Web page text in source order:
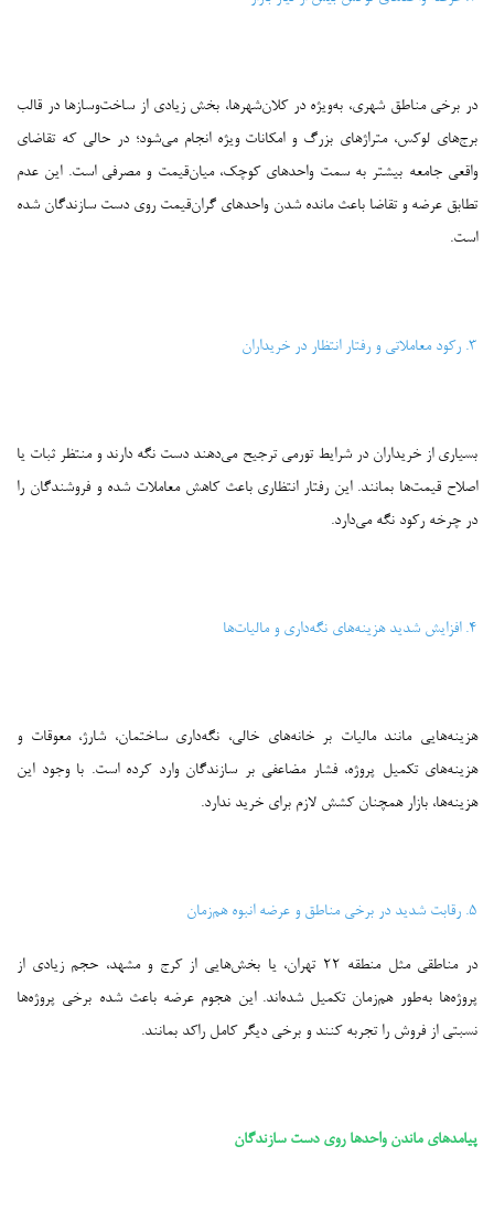
در برخی مناطق شهری، به‌ویژه در کلان‌شهرها، بخش زیادی از ساخت‌وسازها در قالب
برج‌های لوکس، متراژهای بزرگ و امکانات ویژه انجام می‌شود؛ در حالی که تقاضای
واقعی جامعه بیشتر به سمت واحدهای کوچک، میان‌قیمت و مصرفی است. این عدم
تطابق عرضه و تقاضا باعث مانده شدن واحدهای گران‌قیمت روی دست سازندگان شده
است.
۳. رکود معاملاتی و رفتار انتظار در خریداران
بسیاری از خریداران در شرایط تورمی ترجیح می‌دهند دست نگه دارند و منتظر ثبات یا
اصلاح قیمت‌ها بمانند. این رفتار انتظاری باعث کاهش معاملات شده و فروشندگان را
در چرخه رکود نگه می‌دارد.
۴. افزایش شدید هزینه‌های نگه‌داری و مالیات‌ها
هزینه‌هایی مانند مالیات بر خانه‌های خالی، نگه‌داری ساختمان، شارژ، معوقات و
هزینه‌های تکمیل پروژه، فشار مضاعفی بر سازندگان وارد کرده است. با وجود این
هزینه‌ها، بازار همچنان کشش لازم برای خرید ندارد.
۵. رقابت شدید در برخی مناطق و عرضه انبوه هم‌زمان
در مناطقی مثل منطقه ۲۲ تهران، یا بخش‌هایی از کرج و مشهد، حجم زیادی از
پروژه‌ها به‌طور هم‌زمان تکمیل شده‌اند. این هجوم عرضه باعث شده برخی پروژه‌ها
نسبتی از فروش را تجربه کنند و برخی دیگر کامل راکد بمانند.
پیامدهای ماندن واحدها روی دست سازندگان